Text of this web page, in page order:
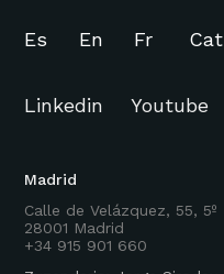
Madrid
Calle de Velázquez, 55, 5º
28001 Madrid
+34 915 901 660
Es En Fr Cat
Linkedin Youtube